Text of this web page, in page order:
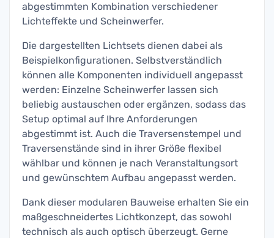
abgestimmten Kombination verschiedener
Lichteffekte und Scheinwerfer.
Die dargestellten Lichtsets dienen dabei als
Beispielkonfigurationen. Selbstverständlich
können alle Komponenten individuell angepasst
werden: Einzelne Scheinwerfer lassen sich
beliebig austauschen oder ergänzen, sodass das
Setup optimal auf Ihre Anforderungen
abgestimmt ist. Auch die Traversenstempel und
Traversenstände sind in ihrer Größe flexibel
wählbar und können je nach Veranstaltungsort
und gewünschtem Aufbau angepasst werden.
Dank dieser modularen Bauweise erhalten Sie ein
maßgeschneidertes Lichtkonzept, das sowohl
technisch als auch optisch überzeugt. Gerne